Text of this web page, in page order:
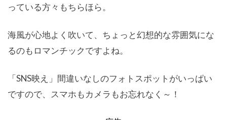
っている方々もちらほら。
海風が心地よく吹いて、ちょっと幻想的な雰囲気にな
るのもロマンチックですよね。
「SNS映え」間違いなしのフォトスポットがいっぱい
ですので、スマホもカメラもお忘れなく～！